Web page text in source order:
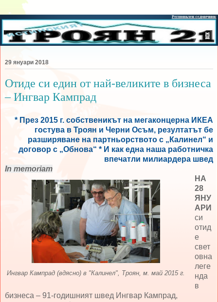
29 януари 2018
Отиде си един от най-великите в бизнеса
– Ингвар Кампрад
* През 2015 г. собственикът на мегаконцерна ИКЕА
гостува в Троян и Черни Осъм, резултатът бе
разширяване на партньорството с „Калинел“ и
договор с „Обнова“ * И как една наша работничка
впечатли милиардера швед
In memoriam
Ингвар Кампрад (вдясно) в "Калинел", Троян, м. май 2015 г.
НА
28
ЯНУ
АРИ
си
отид
е
свет
овна
леге
нда
в
бизнеса – 91-годишният швед Ингвар Кампрад,